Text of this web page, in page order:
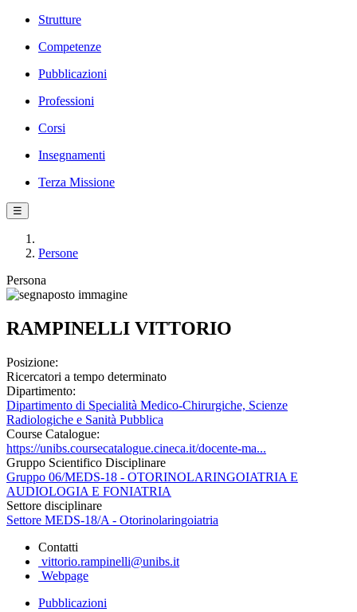
Strutture
Competenze
Pubblicazioni
Professioni
Corsi
Insegnamenti
Terza Missione
☰
Persone
Persona
RAMPINELLI VITTORIO
Posizione:
Ricercatori a tempo determinato
Dipartimento:
Dipartimento di Specialità Medico-Chirurgiche, Scienze
Radiologiche e Sanità Pubblica
Course Catalogue:
https://unibs.coursecatalogue.cineca.it/docente-ma...
Gruppo Scientifico Disciplinare
Gruppo 06/MEDS-18 - OTORINOLARINGOIATRIA E
AUDIOLOGIA E FONIATRIA
Settore disciplinare
Settore MEDS-18/A - Otorinolaringoiatria
Contatti
vittorio.rampinelli@unibs.it
Webpage
Pubblicazioni